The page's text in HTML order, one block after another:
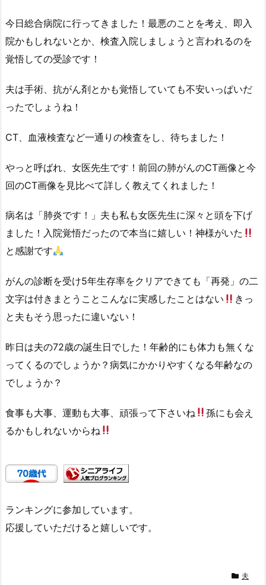
今日総合病院に行ってきました！最悪のことを考え、即入
院かもしれないとか、検査入院しましょうと言われるのを
覚悟しての受診です！
夫は手術、抗がん剤とかも覚悟していても不安いっぱいだ
ったでしょうね！
ⅭT、血液検査など一通りの検査をし、待ちました！
やっと呼ばれ、女医先生です！前回の肺がんのCT画像と今
回のCT画像を見比べて詳しく教えてくれました！
病名は「肺炎です！」夫も私も女医先生に深々と頭を下げ
ました！入院覚悟だったので本当に嬉しい！神様がいた
と感謝です
がんの診断を受け5年生存率をクリアできても「再発」の二
文字は付きまとうことこんなに実感したことはない
きっ
と夫もそう思ったに違いない！
昨日は夫の72歳の誕生日でした！年齢的にも体力も無くな
ってくるのでしょうか？病気にかかりやすくなる年齢なの
でしょうか？
食事も大事、運動も大事、頑張って下さいね
孫にも会え
るかもしれないからね
ランキングに参加しています。
応援していただけると嬉しいです。
夫